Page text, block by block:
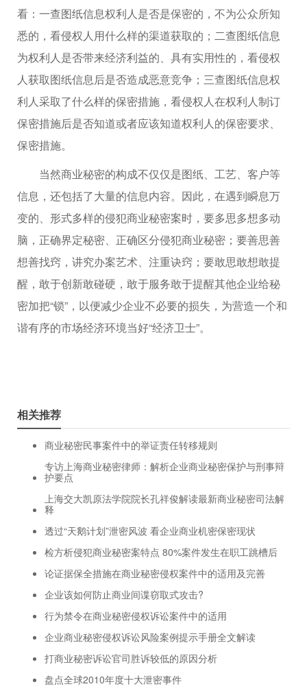
看：一查图纸信息权利人是否是保密的，不为公众所知
悉的，看侵权人用什么样的渠道获取的；二查图纸信息
为权利人是否带来经济利益的、具有实用性的，看侵权
人获取图纸信息后是否造成恶意竞争；三查图纸信息权
利人采取了什么样的保密措施，看侵权人在权利人制订
保密措施后是否知道或者应该知道权利人的保密要求、
保密措施。
当然商业秘密的构成不仅仅是图纸、工艺、客户等
信息，还包括了大量的信息内容。因此，在遇到瞬息万
变的、形式多样的侵犯商业秘密案时，要多思多想多动
脑，正确界定秘密、正确区分侵犯商业秘密；要善思善
想善找窍，讲究办案艺术、注重诀窍；要敢思敢想敢提
醒，敢于创新敢碰硬，敢于服务敢于提醒其他企业给秘
密加把“锁”，以便减少企业不必要的损失，为营造一个和
谐有序的市场经济环境当好“经济卫士”。
相关推荐
商业秘密民事案件中的举证责任转移规则
专访上海商业秘密律师：解析企业商业秘密保护与刑事辩
护要点
上海交大凯原法学院院长孔祥俊解读最新商业秘密司法解
释
透过“天鹅计划”泄密风波 看企业商业机密保密现状
检方析侵犯商业秘密案特点 80%案件发生在职工跳槽后
论证据保全措施在商业秘密侵权案件中的适用及完善
企业该如何防止商业间谍窃取式攻击?
行为禁令在商业秘密侵权诉讼案件中的适用
企业商业秘密侵权诉讼风险案例提示手册全文解读
打商业秘密诉讼官司胜诉较低的原因分析
盘点全球2010年度十大泄密事件